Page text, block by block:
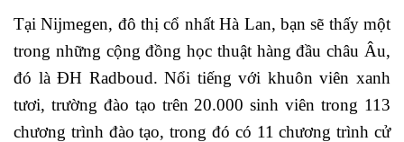
Tại Nijmegen, đô thị cổ nhất Hà Lan, bạn sẽ thấy một
trong những cộng đồng học thuật hàng đầu châu Âu,
đó là ĐH Radboud. Nổi tiếng với khuôn viên xanh
tươi, trường đào tạo trên 20.000 sinh viên trong 113
chương trình đào tạo, trong đó có 11 chương trình cử